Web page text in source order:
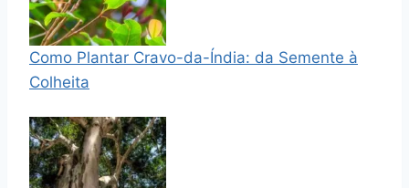
Como Plantar Cravo-da-Índia: da Semente à
Colheita